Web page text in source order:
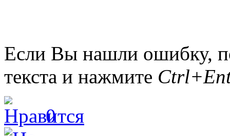
Если Вы нашли ошибку,
текста и нажмите
0